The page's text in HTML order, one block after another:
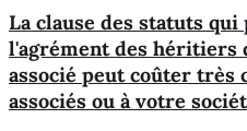
La clause des statuts
l'agrément des héritiers
associé peut coûter très
associés ou à votre